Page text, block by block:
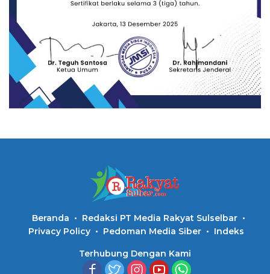
Beranda
Redaksi PT Media Rakyat Sulselbar
Privacy Policy
Pedoman Media Siber Indeks
Terhubung Dengan Kami